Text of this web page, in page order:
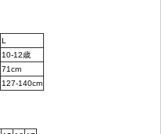
L
10-12歳
71cm
127-140cm